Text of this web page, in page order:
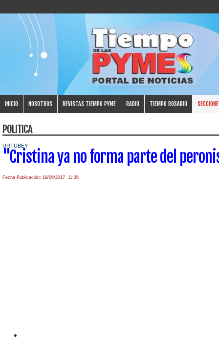
INICIO NOSOTROS REVISTAS TIEMPO PYME RADIO TIEMPO ROSARIO
POLITICA
URTUBEY
"Cristina ya no forma parte del
Fecha Publicación: 19/06/2017 11:36